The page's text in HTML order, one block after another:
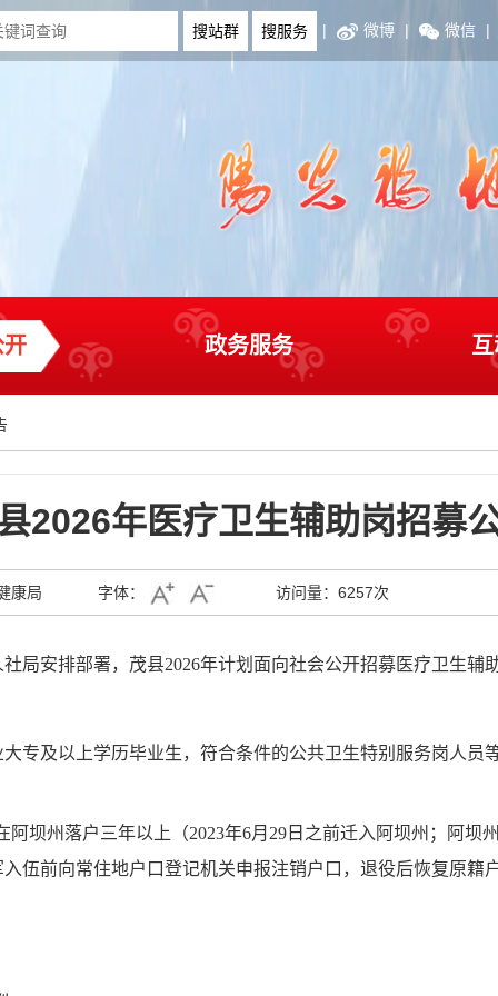
| 微博 | 微信 |
开 政务服务
2026年医疗卫生辅助岗招募
康局 字体： 访问量： 6257次
局安排部署， 茂县2026年计划面向社会公开招募医疗卫生辅
专及以上学历毕业生， 符合条件的公共卫生特别服务岗人员
阿坝州落户三年以上（2023年6月 29日之前迁入阿坝州；阿坝
伍前向常住地户口登记机关申报注销户口，退役后恢复原籍